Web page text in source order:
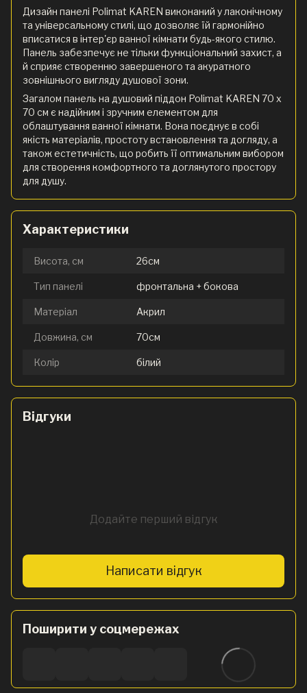
Дизайн панелі Polimat KAREN виконаний у лаконічному
та універсальному стилі, що дозволяє їй гармонійно
вписатися в інтер'єр ванної кімнати будь-якого стилю.
Панель забезпечує не тільки функціональний захист, а
й сприяє створенню завершеного та акуратного
зовнішнього вигляду душової зони.
Загалом панель на душовий піддон Polimat KAREN 70 х
70 см є надійним і зручним елементом для
облаштування ванної кімнати. Вона поєднує в собі
якість матеріалів, простоту встановлення та догляду, а
також естетичність, що робить її оптимальним вибором
для створення комфортного та доглянутого простору
для душу.
Характеристики
Висота, см 26см
Тип панелі фронтальна + бокова
Матеріал Акрил
Довжина, см 70см
Колір білий
Відгуки
Додайте перший відгук
Написати відгук
Поширити у соцмережах